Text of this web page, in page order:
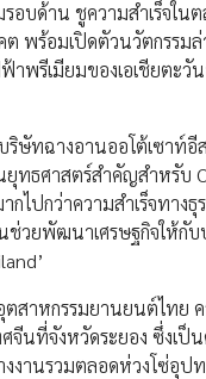
อบด้าน ชูความสำเร็จใ
ร้อมเปิดตัวนวัตกรรมล่า
พรีเมียมของเอเชียตะ
ริษัทฉางอานออโต้เซาท์อี
ทธศาสตร์สำคัญสำหรับ
ากไปกว่าความสำเร็จท
วยพัฒนาเศรษฐกิจให้กับ
าหกรรมยานยนต์ไทย ค
จีนที่จังหวัดระยอง ซึ่งเ
งานรวมตลอดห่วงโซ่อุ